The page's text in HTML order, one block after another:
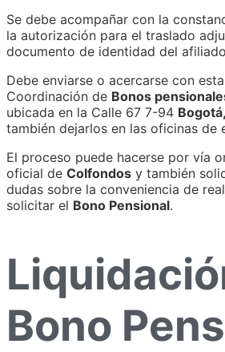
Se debe acompañar con la
la autorización para el traslado
documento de identidad del
Debe enviarse o acercarse con
Coordinación de Bonos
ubicada en la Calle 67 7-94
también dejarlos en las oficinas de
El proceso puede hacerse por vía
oficial de Colfondos y también
dudas sobre la conveniencia de
solicitar el Bono Pensional.
Bono